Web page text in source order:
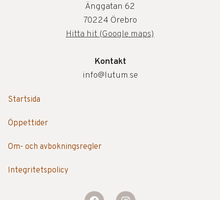
Änggatan 62
70224 Örebro
Hitta hit (Google maps)
Kontakt
info@lutum.se
Startsida
Öppettider
Om- och avbokningsregler
Integritetspolicy